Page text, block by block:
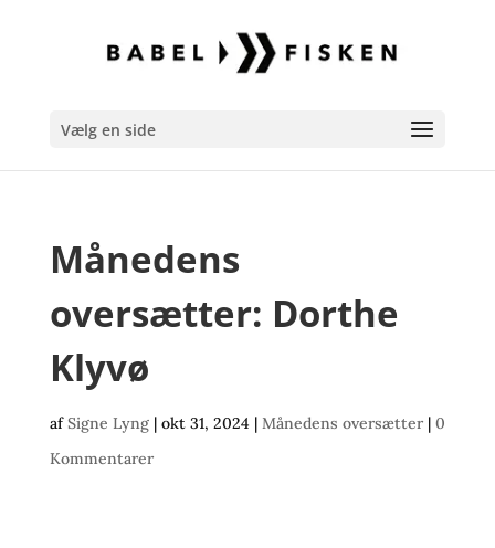
Vælg en side
Månedens
oversætter: Dorthe
Klyvø
afSigne Lyng| okt 31, 2024 | Månedens oversætter| 0
Kommentarer